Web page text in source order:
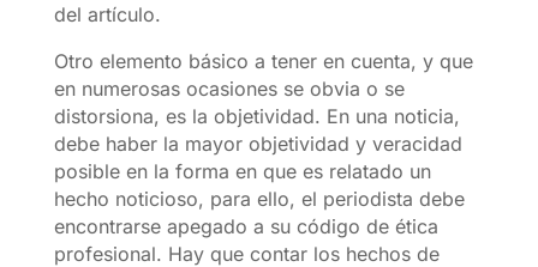
del artículo.
Otro elemento básico a tener en cuenta, y que
en numerosas ocasiones se obvia o se
distorsiona, es la objetividad. En una noticia,
debe haber la mayor objetividad y veracidad
posible en la forma en que es relatado un
hecho noticioso, para ello, el periodista debe
encontrarse apegado a su código de ética
profesional. Hay que contar los hechos de